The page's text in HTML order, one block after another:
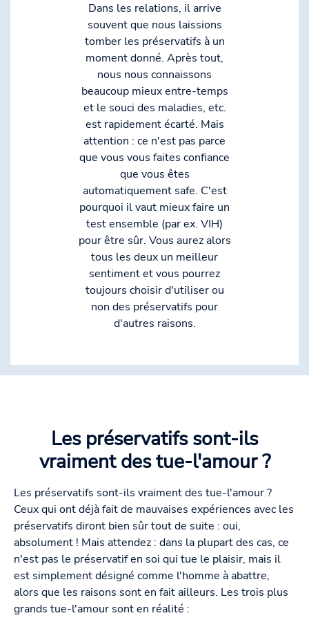
Dans les relations, il arrive
souvent que nous laissions
tomber les préservatifs à un
moment donné. Après tout,
nous nous connaissons
beaucoup mieux entre-temps
et le souci des maladies, etc.
est rapidement écarté. Mais
attention : ce n'est pas parce
que vous vous faites confiance
que vous êtes
automatiquement safe. C'est
pourquoi il vaut mieux faire un
test ensemble (par ex. VIH)
pour être sûr. Vous aurez alors
tous les deux un meilleur
sentiment et vous pourrez
toujours choisir d'utiliser ou
non des préservatifs pour
d'autres raisons.
Les préservatifs sont-ils
vraiment des tue-l'amour ?
Les préservatifs sont-ils vraiment des tue-l'amour ?
Ceux qui ont déjà fait de mauvaises expériences avec les
préservatifs diront bien sûr tout de suite : oui,
absolument ! Mais attendez : dans la plupart des cas, ce
n'est pas le préservatif en soi qui tue le plaisir, mais il
est simplement désigné comme l'homme à abattre,
alors que les raisons sont en fait ailleurs. Les trois plus
grands tue-l'amour sont en réalité :